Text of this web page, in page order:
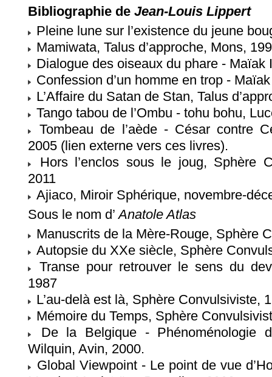
Bibliographie de Jean-Louis Lippert
Pleine lune sur l’existence du jeune
Mamiwata, Talus d’approche, Mons,
Dialogue des oiseaux du phare - Maïak
Confession d’un homme en trop -
L’Affaire du Satan de Stan, Talus
Tango tabou de l’Ombu - tohu bohu,
Tombeau de l’aède - César contre
2005 (lien externe vers ces livres).
Hors l’enclos sous le joug, Sphère
2011
Ajiaco, Miroir Sphérique, novembre-
Sous le nom d’Anatole Atlas
Manuscrits de la Mère-Rouge, Sphère
Autopsie du XXe siècle, Sphère
Transe pour retrouver le sens du
1987
L’au-delà est là, Sphère Convulsiviste,
Mémoire du Temps, Sphère
De la Belgique - Phénoménologie
Wilquin, Avin, 2000.
Global Viewpoint - Le point de vue